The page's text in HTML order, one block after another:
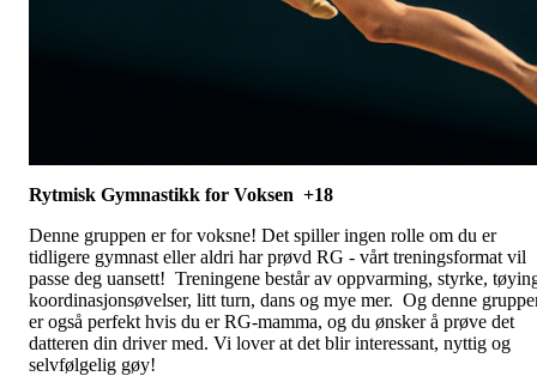
Rytmisk Gymnastikk for Voksen +18
Denne gruppen er for voksne! Det spiller ingen rolle om du er
tidligere gymnast eller aldri har prøvd RG - vårt treningsformat vil
passe deg uansett! Treningene består av oppvarming, styrke,
koordinasjonsøvelser, litt turn, dans og mye mer. Og denne
er også perfekt hvis du er RG-mamma, og du ønsker å prøve det
datteren din driver med. Vi lover at det blir interessant, nyttig og
selvfølgelig gøy!